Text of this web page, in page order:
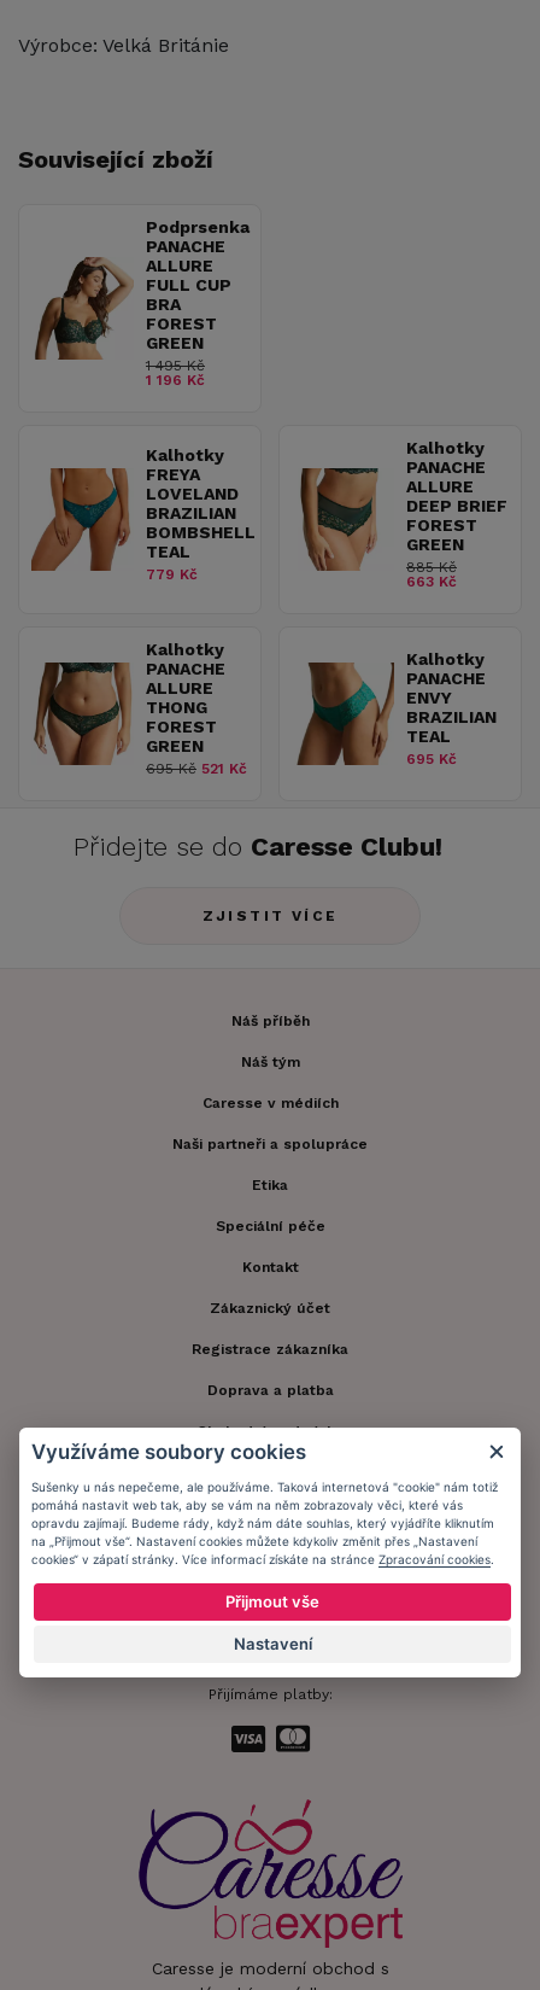
Výrobce: Velká Británie
Související zboží
Podprsenka
PANACHE
ALLURE
FULL CUP
BRA
FOREST
GREEN
1 495 Kč
1 196 Kč
Kalhotky
FREYA
LOVELAND
BRAZILIAN
BOMBSHELL
TEAL
779 Kč
Kalhotky
PANACHE
ALLURE
DEEP BRIEF
FOREST
GREEN
885 Kč
663 Kč
Kalhotky
PANACHE
ALLURE
THONG
FOREST
GREEN
695 Kč 521 Kč
Kalhotky
PANACHE
ENVY
BRAZILIAN
TEAL
695 Kč
Přidejte se do Caresse Clubu!
ZJISTIT VÍCE
Caresse je moderní obchod s
Náš příběh
Náš tým
Caresse v médiích
Naši partneři a spolupráce
Etika
Speciální péče
Kontakt
Zákaznický účet
Registrace zákazníka
Doprava a platba
Obchodní podmínky
Informační memorandum
Zůstaňte s námi v kontaktu.
Přijímáme platby:
Využíváme soubory cookies
Sušenky u nás nepečeme, ale používáme. Taková internetová "cookie" nám totiž
pomáhá nastavit web tak, aby se vám na něm zobrazovaly věci, které vás
opravdu zajímají. Budeme rády, když nám dáte souhlas, který vyjádříte kliknutím
na „Přijmout vše“. Nastavení cookies můžete kdykoliv změnit přes „Nastavení
cookies“ v zápatí stránky. Více informací získáte na stránce Zpracování cookies
Přijmout vše
Nastavení